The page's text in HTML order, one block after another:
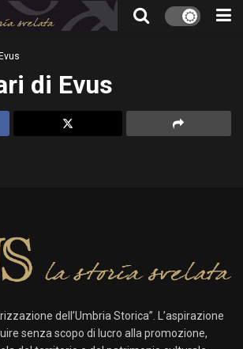
di Evus
dell’Umbria Storica”. L’aspirazione
senza scopo di lucro alla promozione,